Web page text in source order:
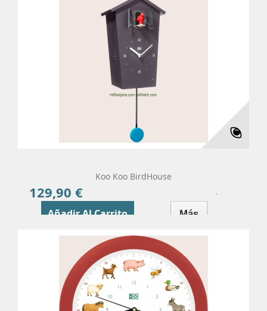
Koo Koo BirdHouse
129,90 €
Añadir Al Carrito Más